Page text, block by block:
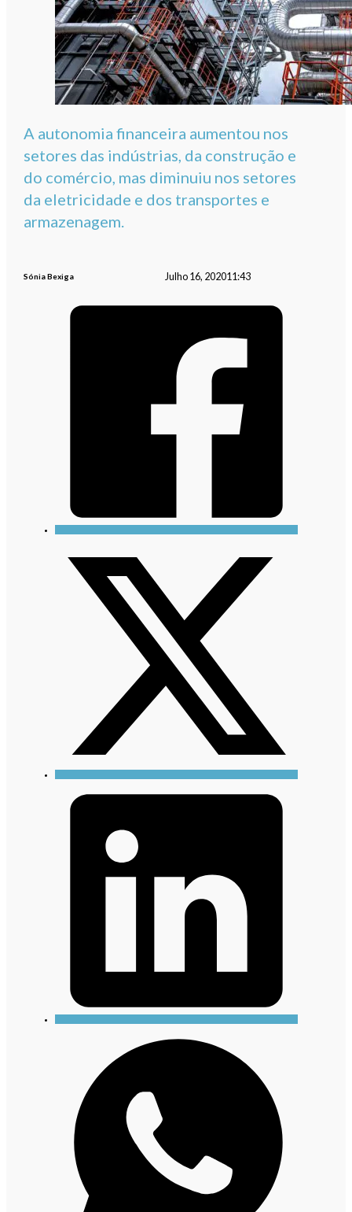
A autonomia financeira aumentou nos
setores das indústrias, da construção e
do comércio, mas diminuiu nos setores
da eletricidade e dos transportes e
armazenagem.
Sónia Bexiga Julho 16, 202011:43